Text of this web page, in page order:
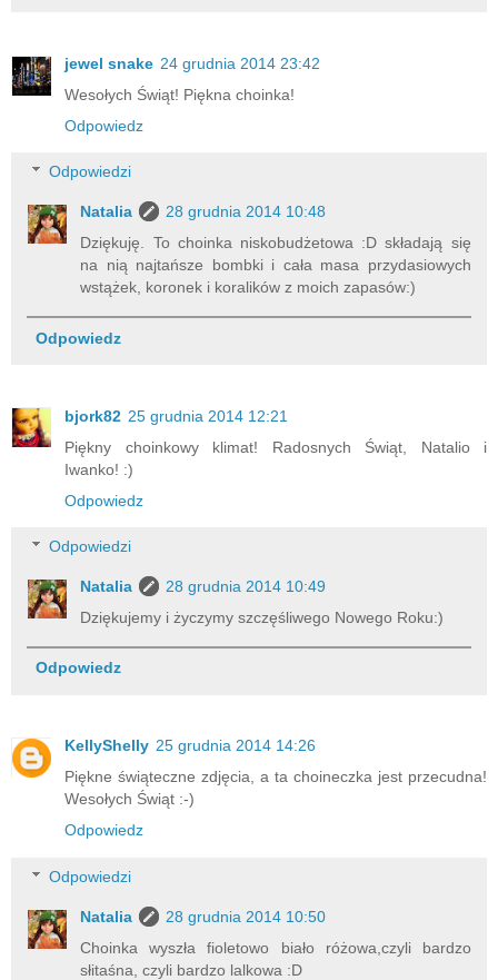
jewel snake 24 grudnia 2014 23:42
Wesołych Świąt! Piękna choinka!
Odpowiedz
Odpowiedzi
Natalia
28 grudnia 2014 10:48
Dziękuję. To choinka niskobudżetowa :D składają się
na nią najtańsze bombki i cała masa przydasiowych
wstążek, koronek i koralików z moich zapasów:)
Odpowiedz
bjork82 25 grudnia 2014 12:21
Piękny choinkowy klimat! Radosnych Świąt, Natalio i
Iwanko! :)
Odpowiedz
Odpowiedzi
Natalia
28 grudnia 2014 10:49
Dziękujemy i życzymy szczęśliwego Nowego Roku:)
Odpowiedz
KellyShelly 25 grudnia 2014 14:26
Piękne świąteczne zdjęcia, a ta choineczka jest przecudna!
Wesołych Świąt :-)
Odpowiedz
Odpowiedzi
Natalia
28 grudnia 2014 10:50
Choinka wyszła fioletowo biało różowa,czyli bardzo
słitaśna, czyli bardzo lalkowa :D